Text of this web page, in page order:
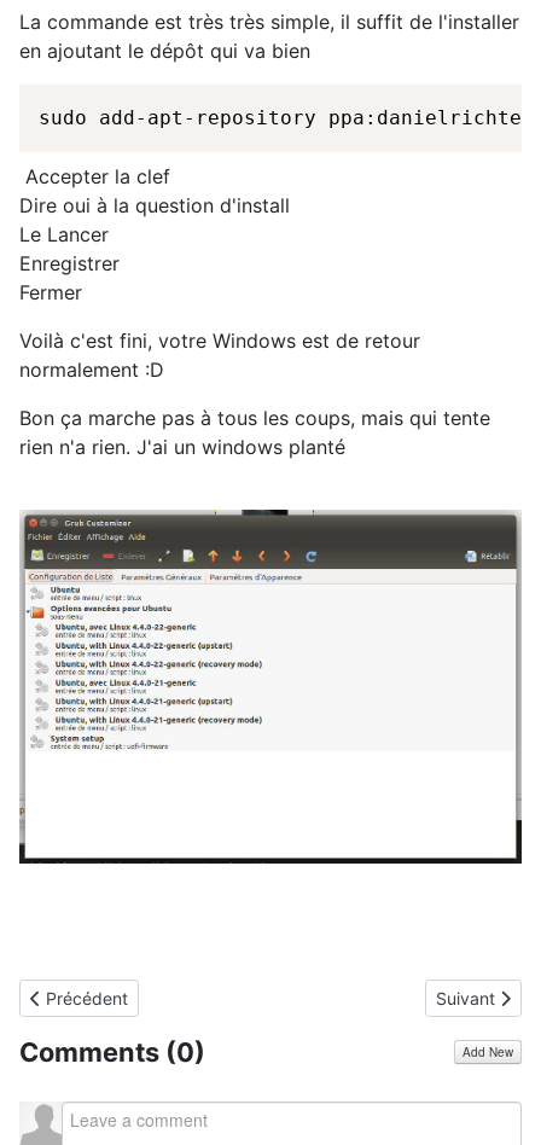
La commande est très très simple, il suffit de l'installer
en ajoutant le dépôt qui va bien
sudo add-apt-repository
Accepter la clef
Dire oui à la question d'install
Le Lancer
Enregistrer
Fermer
Voilà c'est fini, votre Windows est de retour
normalement :D
Bon ça marche pas à tous les coups, mais qui tente
rien n'a rien. J'ai un windows planté
Article précédent : Je suis repassé à Ubuntu 16.04.
Précédent Article
Suivant
Comments (0) Add New